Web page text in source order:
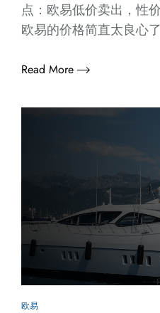
点：欧易低价卖出，性
欧易的价格简直太良心
Read More
欧易